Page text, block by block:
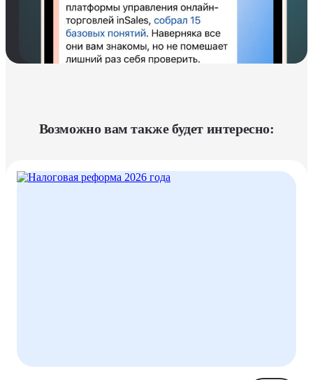
Возможно вам также будет интересно: